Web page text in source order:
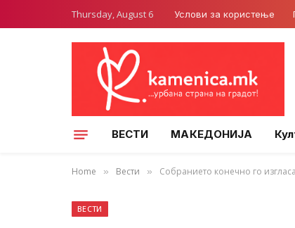
Thursday, August 6 Услови за користење
ВЕСТИ МАКЕДОНИЈА
Home » Вести » Собранието конечно го
ВЕСТИ